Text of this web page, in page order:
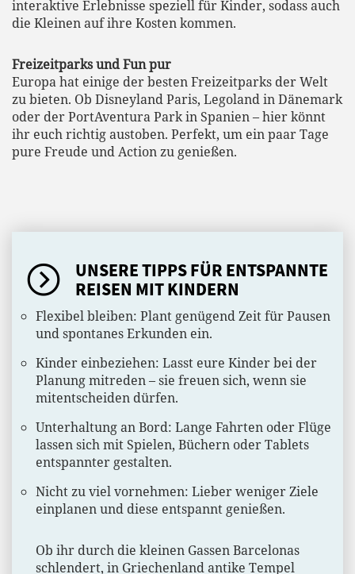
interaktive Erlebnisse speziell für Kinder, sodass auch
die Kleinen auf ihre Kosten kommen.
Freizeitparks und Fun pur
Europa hat einige der besten Freizeitparks der Welt
zu bieten. Ob Disneyland Paris, Legoland in Dänemark
oder der PortAventura Park in Spanien – hier könnt
ihr euch richtig austoben. Perfekt, um ein paar Tage
pure Freude und Action zu genießen.
UNSERE TIPPS FÜR ENTSPANNTE
REISEN MIT KINDERN
Flexibel bleiben: Plant genügend Zeit für Pausen
und spontanes Erkunden ein.
Kinder einbeziehen: Lasst eure Kinder bei der
Planung mitreden – sie freuen sich, wenn sie
mitentscheiden dürfen.
Unterhaltung an Bord: Lange Fahrten oder Flüge
lassen sich mit Spielen, Büchern oder Tablets
entspannter gestalten.
Nicht zu viel vornehmen: Lieber weniger Ziele
einplanen und diese entspannt genießen.
Ob ihr durch die kleinen Gassen Barcelonas
schlendert, in Griechenland antike Tempel